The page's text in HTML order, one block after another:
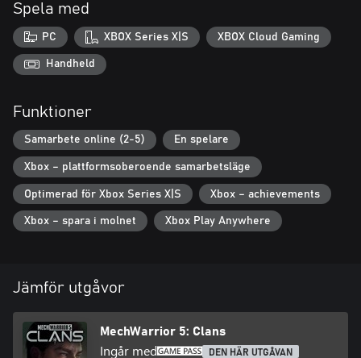
Spela med
PC XBOX Series X|S XBOX Cloud Gaming
Handheld
Funktioner
Samarbete online (2-5) En spelare
Xbox – plattformsoberoende samarbetsläge
Optimerad för Xbox Series X|S Xbox – achievements
Xbox – spara i molnet Xbox Play Anywhere
Jämför utgåvor
MechWarrior 5: Clans
Ingår med DEN HÄR UTGÅVAN